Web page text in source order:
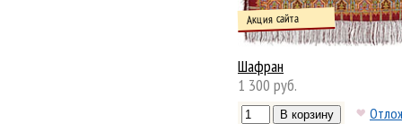
Шафран
Акция сайта
1 300 руб.